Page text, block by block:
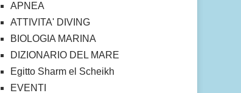
APNEA
ATTIVITA' DIVING
BIOLOGIA MARINA
DIZIONARIO DEL MARE
Egitto Sharm el Scheikh
EVENTI